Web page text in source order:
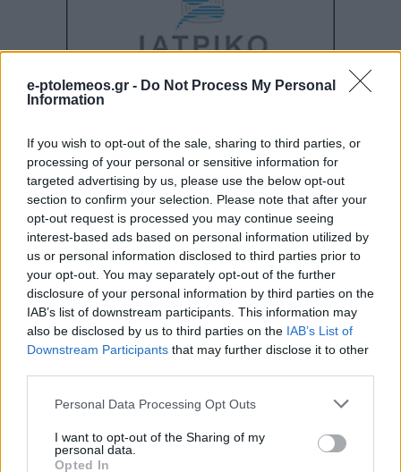
e-ptolemeos.gr - Do Not Process My Personal
Information
If you wish to opt-out of the sale, sharing to third parties, or
processing of your personal or sensitive information for
targeted advertising by us, please use the below opt-out
section to confirm your selection. Please note that after your
opt-out request is processed you may continue seeing
interest-based ads based on personal information utilized by
us or personal information disclosed to third parties prior to
your opt-out. You may separately opt-out of the further
disclosure of your personal information by third parties on the
IAB’s list of downstream participants. This information may
also be disclosed by us to third parties on the IAB’s List of
Downstream Participants that may further disclose it to other
Please note that this website/app uses one or more Google
not limited to your visit or usage behaviour. You may click to
grant or deny consent to Google and its third-party tags to
Personal Data Processing Opt Outs
I want to opt-out of the Sharing of my
personal data.
Opted In